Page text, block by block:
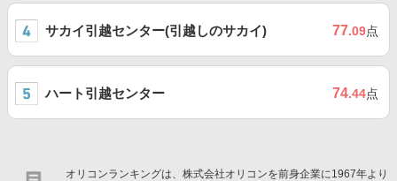
サカイ引越センター(引越しのサカイ) 77.09点
ハート引越センター 74.44点
オリコンランキングは、株式会社オリコンを前身企業に1967年より